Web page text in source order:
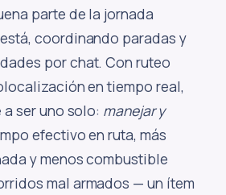
parte de la jornada
coordinando paradas y
por chat. Con ruteo
en tiempo real,
ser uno solo: manejar y
efectivo en ruta, más
y menos combustible
mal armados — un ítem